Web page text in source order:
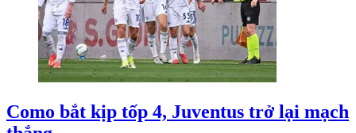
Como bắt kịp tốp 4, Juventus trở lại mạch